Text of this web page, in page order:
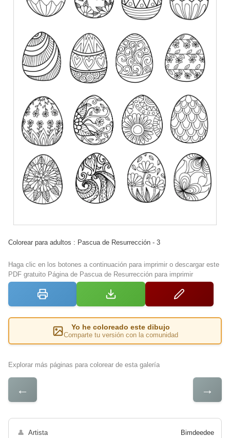
Colorear para adultos : Pascua de Resurrección - 3
Haga clic en los botones a continuación para imprimir o descargar este
PDF gratuito Página de Pascua de Resurrección para imprimir
Yo he coloreado este dibujo
Comparte tu versión con la comunidad
Explorar más páginas para colorear de esta galería
← →
👤 Artista Bimdeedee